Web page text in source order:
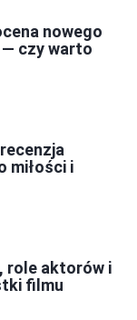
nowego
czy warto
miłości i
role aktorów i
filmu